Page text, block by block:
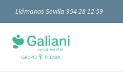
Llámanos Sevilla 954 28 12 59